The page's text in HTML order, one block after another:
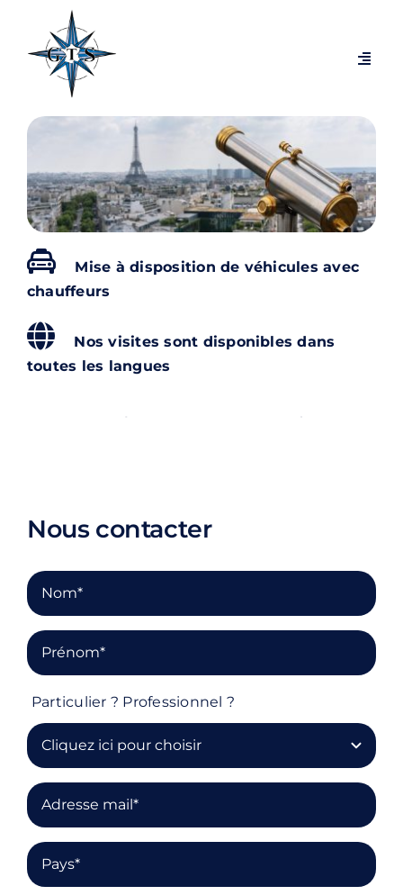
contenu
Visites par thèmes
Visites par villes
Expositions temporaires
Visites exclusives et coulisses
Blog
Mise à disposition de véhicules avec
chauffeurs
Nos visites sont disponibles dans
toutes les langues
Nous contacter
Particulier ? Professionnel ?